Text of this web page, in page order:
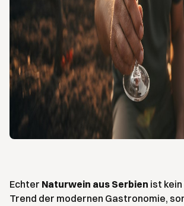
Echter Naturwein aus Serbien ist
Trend der modernen Gastronomie,